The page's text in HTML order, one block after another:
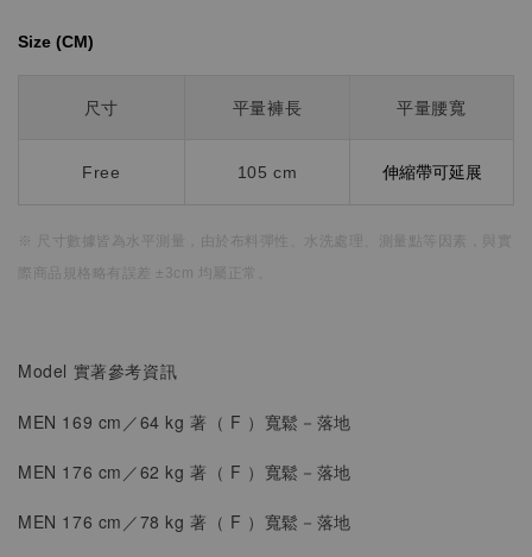
Size (CM)⁡⁡
尺寸 平量褲長 平量腰寬
Free 105 cm 伸縮帶可延展
※ 尺寸數據皆為水平測量， 由於布料彈性、水洗處理、測量點等因素，
際商品規格略有誤差 ±3cm 均屬正常。
Model 實著參考資訊
MEN 169 cm／64 kg 著（ F ） 寬鬆 －落地
MEN 176 cm／62 kg 著（ F ）寬鬆 －落地
MEN 176 cm／78 kg 著（ F ）寬鬆 －落地